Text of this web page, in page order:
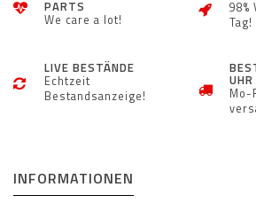
PARTS
We care a lot!
Tag!
LIVE BESTÄNDE
Echtzeit
Bestandsanzeige!
UHR
Mo-
INFORMATIONEN